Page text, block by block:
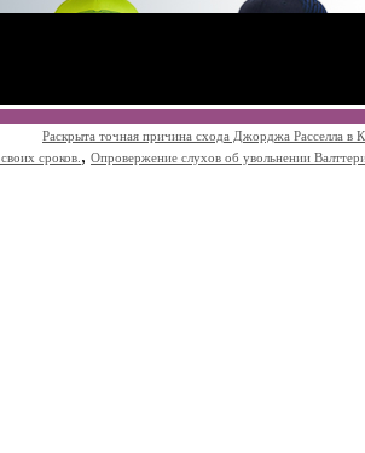
Раскрыта точная причина схода Джорджа Расселла в
сроков. , Опровержение слухов об увольнении